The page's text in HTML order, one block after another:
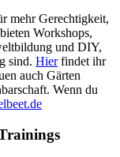
mehr Gerechtigkeit,
Workshops,
und DIY,
sind. Hierfindet ihr
auch Gärten
Wenn du